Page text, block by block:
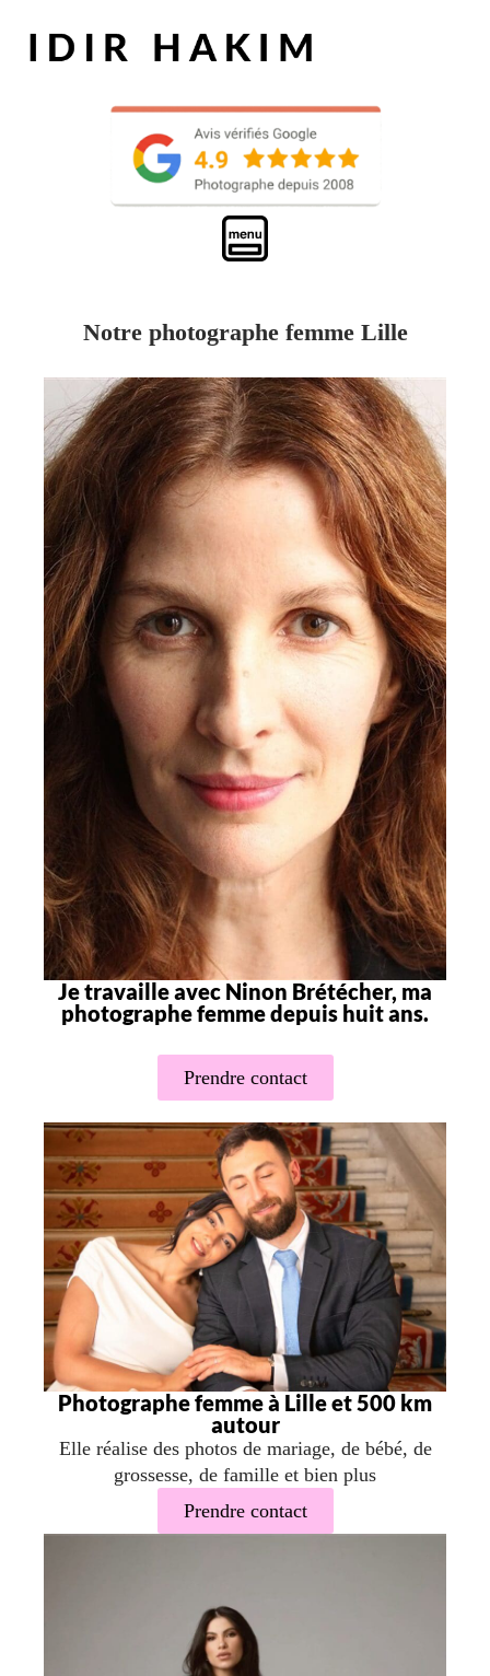
Notre photographe femme Lille
Je travaille avec Ninon Brétécher, ma
photographe femme depuis huit ans.
Prendre contact
Photographe femme à Lille et 500 km
autour
Elle réalise des photos de mariage, de bébé, de
grossesse, de famille et bien plus
Prendre contact